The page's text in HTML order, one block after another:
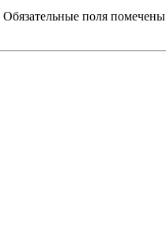
Обязательные поля помечены